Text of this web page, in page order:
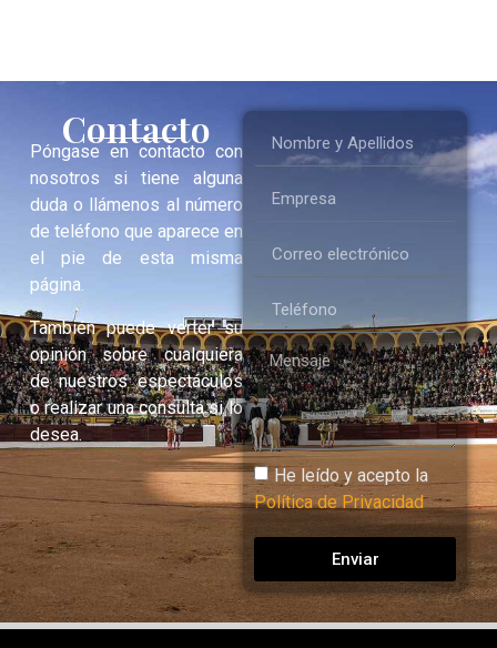
Contacto
Póngase en contacto con
nosotros si tiene alguna
duda o llámenos al número
de teléfono que aparece en
el pie de esta misma
página.
También puede verter su
opinión sobre cualquiera
de nuestros espectáculos
o realizar una consulta si lo
desea.
He leído y acepto la
Política de Privacidad
Enviar